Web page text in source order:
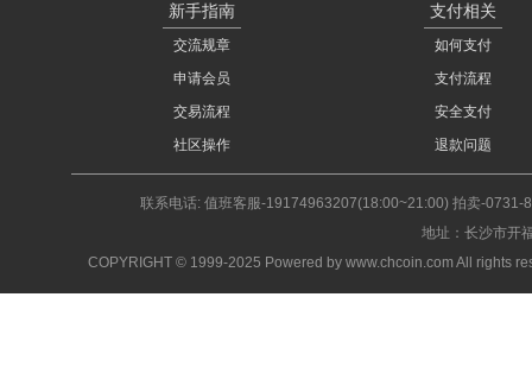
新手指南 支付相关
交流规章
如何支付
申请会员
支付流程
交易流程
安全支付
社区操作
退款问题
联系电话: 值班客服-19174963207(18:00~21:00) 拍卖-
地址：长沙市开
COPYRIGHT © 1999-2025 Powered by www.chcoin.com All rights